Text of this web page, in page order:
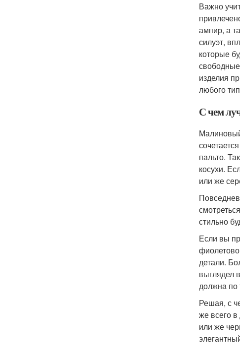
Важно
ампир, а
силуэт,
которые
изделия
любого
С чем
пальто.
косухи.
или же
стильно
Если вы
детали.
выглядел
должна по
Решая, с
же всего в
или же